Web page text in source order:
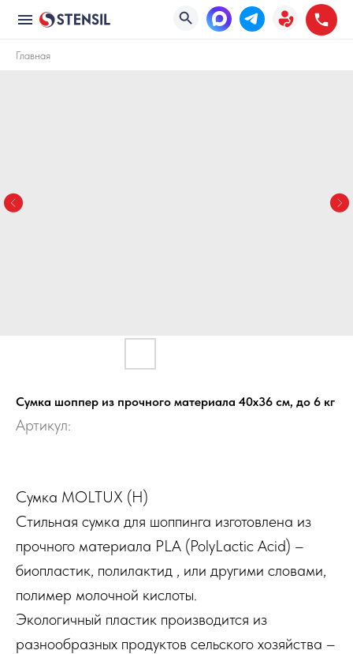
Главная
Сумка шоппер из прочного материала 40x36 см, до 6 кг
Артикул:
Сумка MOLTUX (H)
Стильная сумка для шоппинга изготовлена из
прочного материала PLA (PolyLactic Acid) –
биопластик, полилактид , или другими словами,
полимер молочной кислоты.
Экологичный пластик производится из
разнообразных продуктов сельского хозяйства –